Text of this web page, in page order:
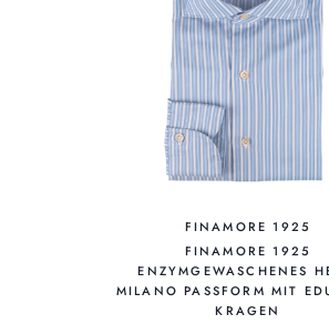
FINAMORE 1925
FINAMORE 1925
ENZYMGEWASCHENES
MILANO PASSFORM MIT
KRAGEN